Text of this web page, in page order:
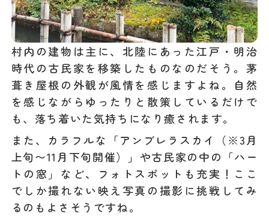
村内の建物は主に、北陸にあった江戸・明治
時代の古民家を移築したものなのだそう。茅
葺き屋根の外観が風情を感じますよね。自然
を感じながらゆったりと散策しているだけで
も、落ち着いた気持ちになり癒されます。
また、カラフルな「アンブレラスカイ（※3月
上旬〜11月下旬開催）」や古民家の中の「ハー
トの窓」など、フォトスポットも充実！ここ
でしか撮れない映え写真の撮影に挑戦してみ
るのもよさそうですね。